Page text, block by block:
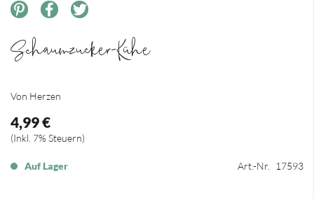
Schaumzucker-Kühe
Von Herzen
4,99 €
Inkl. 7% Steuern
Auf Lager Art.-Nr. 17593